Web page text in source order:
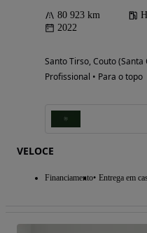
80 923 km
2022
Santo Tirso, Couto (Santa
Profissional • Para o topo
VELOCE
Financiamento Entrega em